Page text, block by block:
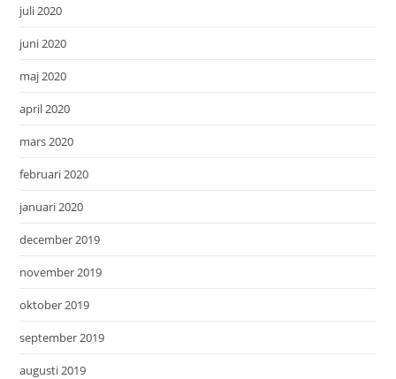
juli 2020
juni 2020
maj 2020
april 2020
mars 2020
februari 2020
januari 2020
december 2019
november 2019
oktober 2019
september 2019
augusti 2019